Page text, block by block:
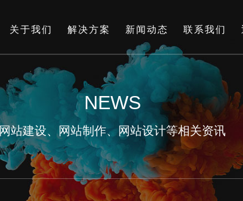
关于我们 解决方案 新闻动态 联系我们
NEWS
网站建设、网站制作、网站设计等相关资讯